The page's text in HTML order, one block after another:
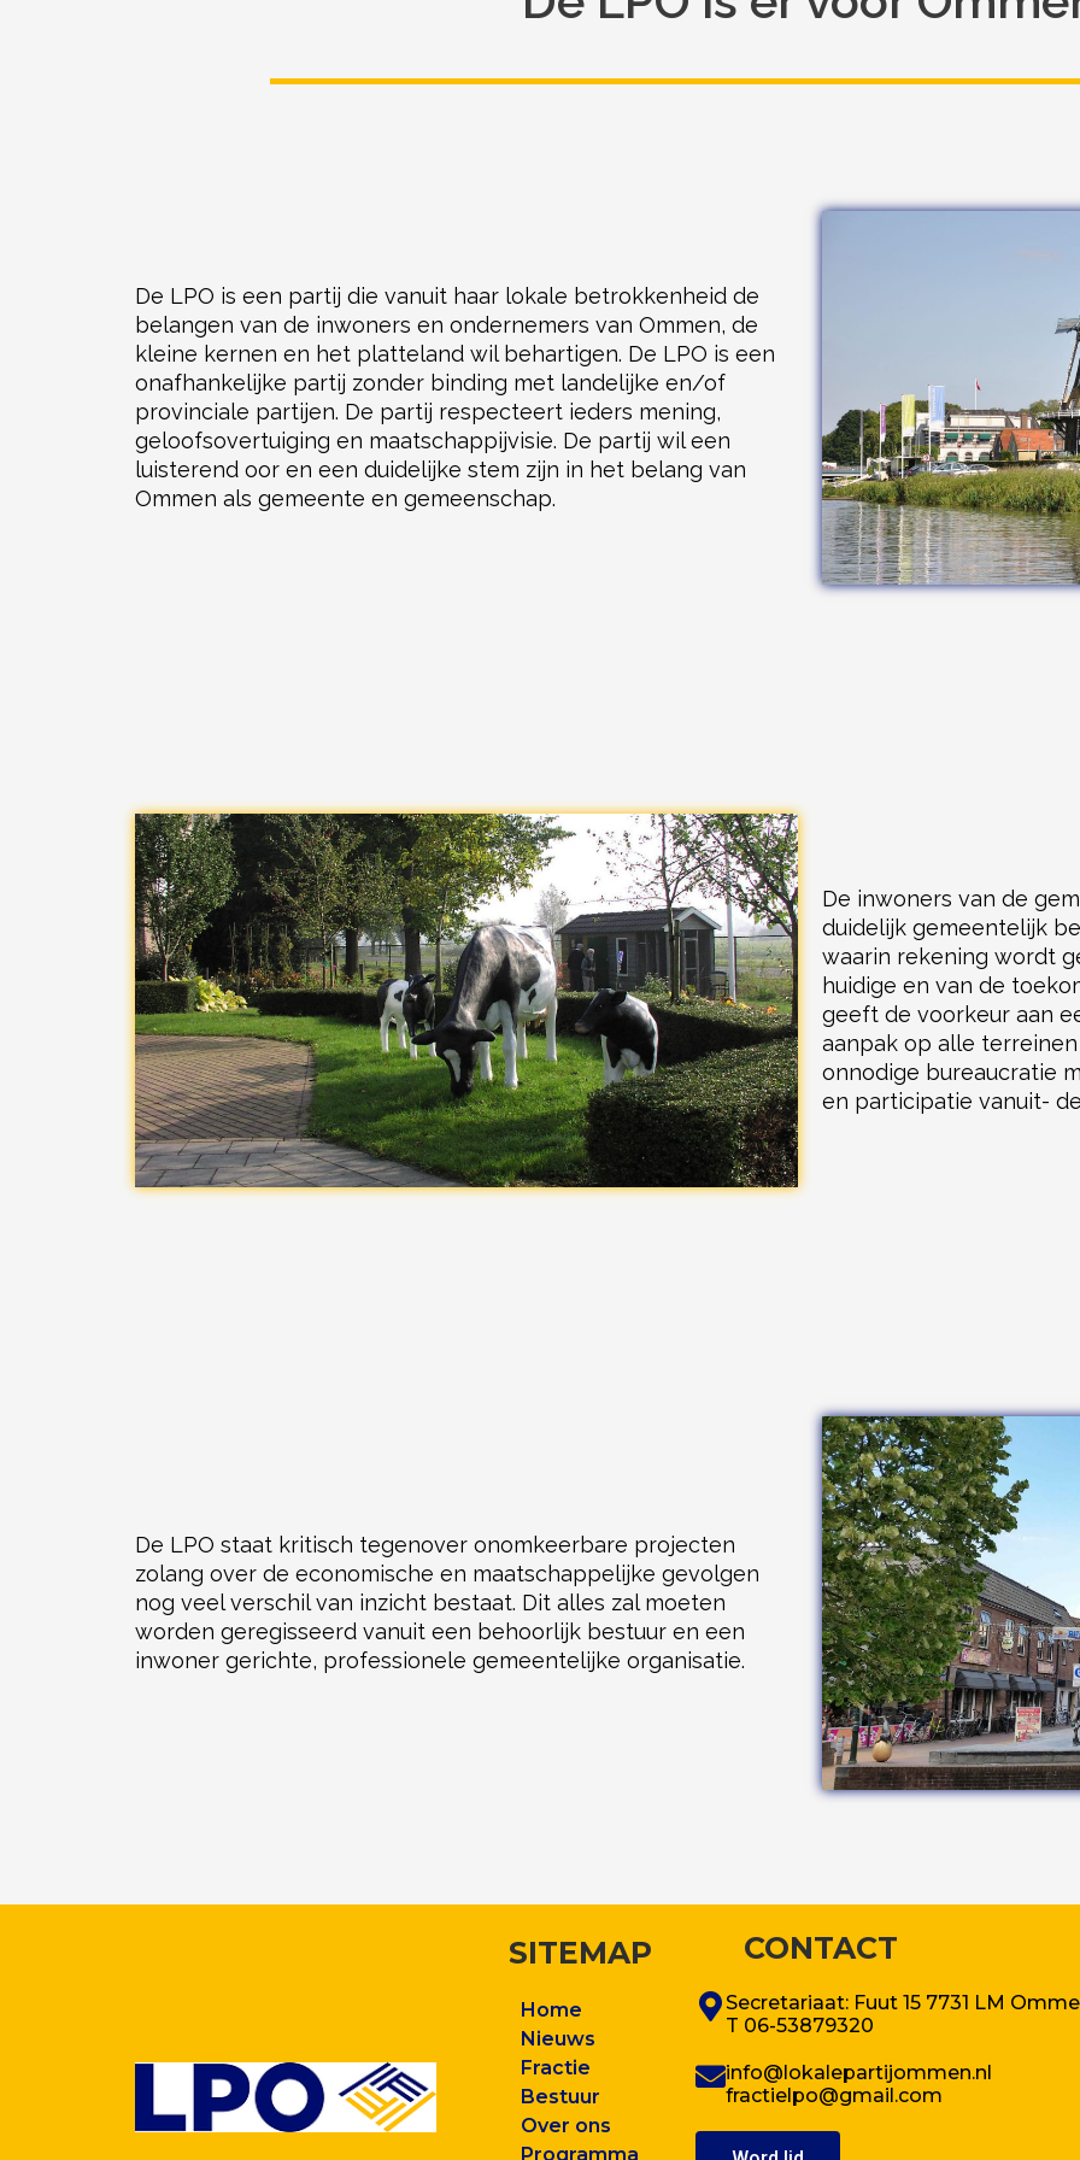
De LPO is een partij die vanuit haar lokale betrokkenheid de
belangen van de inwoners en ondernemers van Ommen, de
kleine kernen en het platteland wil behartigen. De LPO is een
onafhankelijke partij zonder binding met landelijke en/of
provinciale partijen. De partij respecteert ieders mening,
geloofsovertuiging en maatschappijvisie. De partij wil een
luisterend oor en een duidelijke stem zijn in het belang van
Ommen als gemeente en gemeenschap.
De inwoners van de
duidelijk gemeentelijk
waarin rekening wordt
huidige en van de
geeft de voorkeur aan
aanpak op alle
onnodige bureaucratie
en participatie vanuit-
De LPO staat kritisch tegenover onomkeerbare projecten
zolang over de economische en maatschappelijke gevolgen
nog veel verschil van inzicht bestaat. Dit alles zal moeten
worden geregisseerd vanuit een behoorlijk bestuur en een
inwoner gerichte, professionele gemeentelijke organisatie.
SITEMAP
Home
Nieuws
Fractie
Bestuur
Over ons
Programma
CONTACT
Secretariaat: Fuut 15 7731 LM
T 06-53879320
info@lokalepartijommen.nl
fractielpo@gmail.com